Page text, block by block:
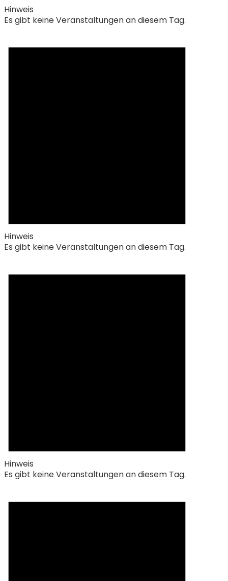
Hinweis
Es gibt keine Veranstaltungen an diesem Tag.
Hinweis
Es gibt keine Veranstaltungen an diesem Tag.
Hinweis
Es gibt keine Veranstaltungen an diesem Tag.